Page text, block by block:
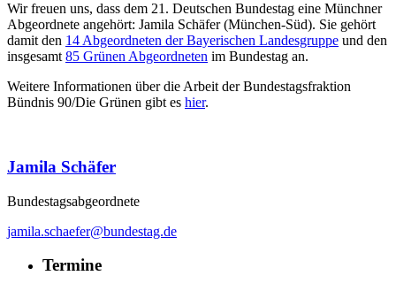
Wir freuen uns, dass dem 21. Deutschen Bundestag eine Münchner
Abgeordnete angehört: Jamila Schäfer (München-Süd). Sie gehört
damit den 14 Abgeordneten der Bayerischen Landesgruppe und den
insgesamt 85 Grünen Abgeordneten im Bundestag an.
Weitere Informationen über die Arbeit der Bundestagsfraktion
Bündnis 90/Die Grünen gibt es hier.
Jamila Schäfer
Bundestagsabgeordnete
jamila.schaefer@bundestag.de
Termine